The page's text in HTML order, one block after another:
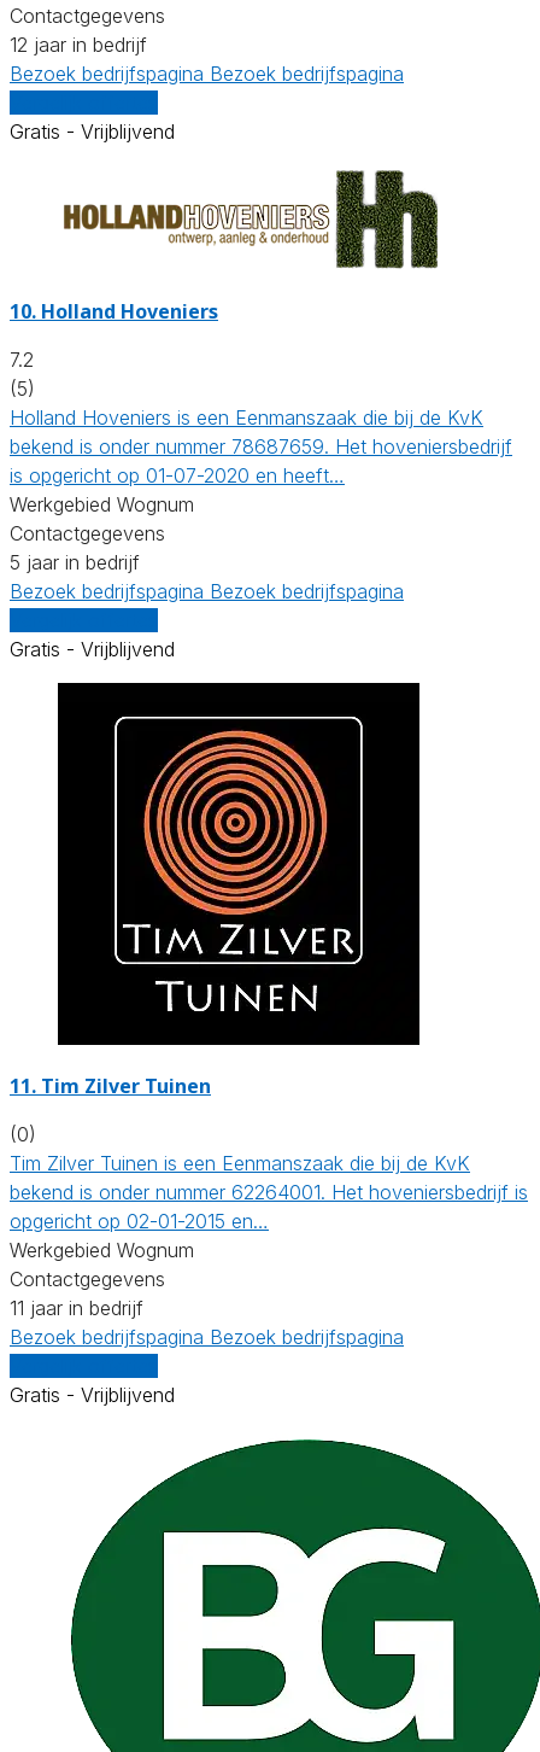
Contactgegevens
12 jaar in bedrijf
Bezoek bedrijfspagina Bezoek bedrijfspagina
Gratis - Vrijblijvend
10. Holland Hoveniers
7.2
(5)
Holland Hoveniers is een Eenmanszaak die bij de KvK
bekend is onder nummer 78687659. Het hoveniersbedrijf
is opgericht op 01-07-2020 en heeft…
Werkgebied Wognum
Contactgegevens
5 jaar in bedrijf
Bezoek bedrijfspagina Bezoek bedrijfspagina
Gratis - Vrijblijvend
11. Tim Zilver Tuinen
(0)
Tim Zilver Tuinen is een Eenmanszaak die bij de KvK
bekend is onder nummer 62264001. Het hoveniersbedrijf is
opgericht op 02-01-2015 en…
Werkgebied Wognum
Contactgegevens
11 jaar in bedrijf
Bezoek bedrijfspagina Bezoek bedrijfspagina
Gratis - Vrijblijvend